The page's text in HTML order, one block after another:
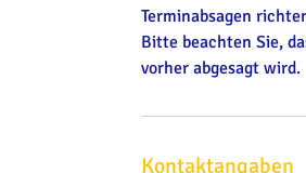
Terminabsagen
Bitte beachten Sie,
vorher abgesagt wird.
Kontaktangaben